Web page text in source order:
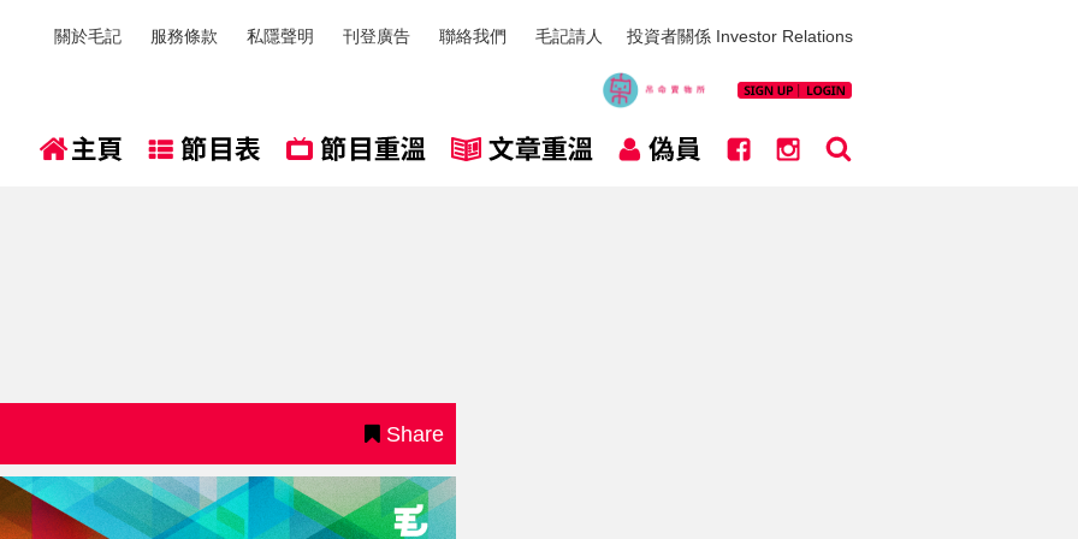
關於毛記 服務條款 私隱聲明 刊登廣告 聯絡我們 毛記請人 投資者關係 Investor Relations
Share